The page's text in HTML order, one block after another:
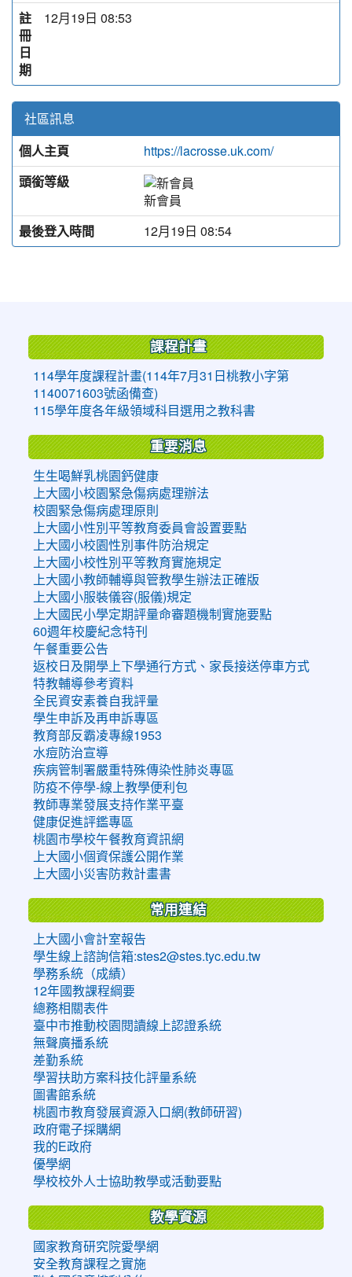
註
冊
日
期
12月19日 08:53
社區訊息
個人主頁
https://lacrosse.uk.com/
頭銜等級
新會員
最後登入時間
12月19日 08:54
課程計畫
114學年度課程計畫(114年7月31日桃教小字第
1140071603號函備查)
115學年度各年級領域科目選用之教科書
重要消息
生生喝鮮乳桃園鈣健康
上大國小校園緊急傷病處理辦法
校園緊急傷病處理原則
上大國小性別平等教育委員會設置要點
上大國小校園性別事件防治規定
上大國小校性別平等教育實施規定
上大國小教師輔導與管教學生辦法正確版
上大國小服裝儀容(服儀)規定
上大國民小學定期評量命審題機制實施要點
60週年校慶紀念特刊
午餐重要公告
返校日及開學上下學通行方式、家長接送停車方式
特教輔導參考資料
全民資安素養自我評量
學生申訴及再申訴專區
教育部反霸凌專線1953
水痘防治宣導
疾病管制署嚴重特殊傳染性肺炎專區
防疫不停學-線上教學便利包
教師專業發展支持作業平臺
健康促進評鑑專區
桃園市學校午餐教育資訊網
上大國小個資保護公開作業
上大國小災害防救計畫書
常用連結
上大國小會計室報告
學生線上諮詢信箱:stes2@stes.tyc.edu.tw
學務系統（成績）
12年國教課程綱要
總務相關表件
臺中市推動校園閱讀線上認證系統
無聲廣播系統
差勤系統
學習扶助方案科技化評量系統
圖書館系統
桃園市教育發展資源入口網(教師研習)
政府電子採購網
我的E政府
優學網
學校校外人士協助教學或活動要點
教學資源
國家教育研究院愛學網
安全教育課程之實施